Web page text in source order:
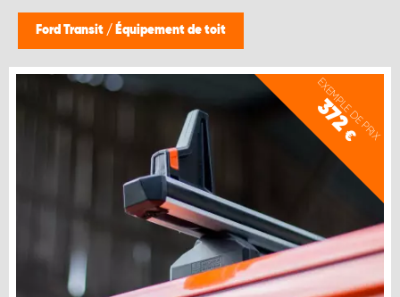
Ford Transit / Équipement de toit
EXEMPLE DE PRIX
372
€